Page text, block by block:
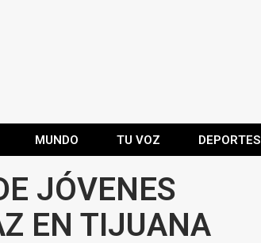
MUNDO TU VOZ DEPORTES
JÓVENES
EN TIJUANA